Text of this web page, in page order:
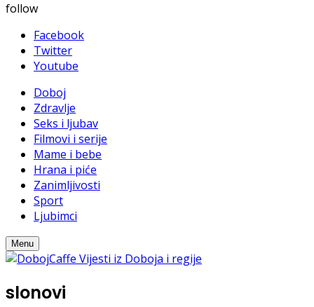
follow
Facebook
Twitter
Youtube
Doboj
Zdravlje
Seks i ljubav
Filmovi i serije
Mame i bebe
Hrana i piće
Zanimljivosti
Sport
Ljubimci
Menu
slonovi